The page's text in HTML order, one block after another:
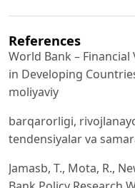
References
World Bank –
in Developing
moliyaviy
barqarorligi,
tendensiyalar va
Jamasb, T., Mota, R.,